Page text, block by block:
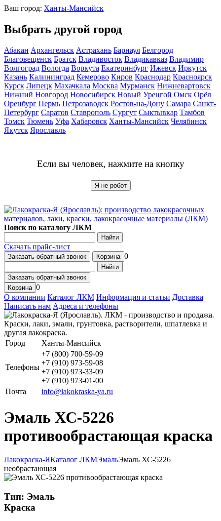
Ваш город: Ханты-Мансийск
Выбрать другой город
Абакан Архангельск Астрахань Барнаул Белгород
Благовещенск Братск Владивосток Владикавказ Владимир
Волгоград Вологда Воркута Екатеринбург Ижевск Иркутск
Казань Калининград Кемерово Киров Краснодар Красноярск
Курск Липецк Махачкала Москва Мурманск Нижневартовск
Нижний Новгород Новосибирск Новый Уренгой Омск Орёл
Оренбург Пермь Петрозаводск Ростов-на-Дону Самара Санкт-
Петербург Саратов Ставрополь Сургут Сыктывкар Тамбов
Томск Тюмень Уфа Хабаровск Ханты-Мансийск Челябинск
Якутск Ярославль
Если вы человек, нажмите на кнопку
Я не робот
Поиск по каталогу ЛКМ
Найти
Скачать прайс-лист
Заказать обратный звонок Корзина 0
Найти
Заказать обратный звонок
Корзина 0
О компании Каталог ЛКМ Информация и статьи Доставка
Написать нам Адреса и телефоны
Город Ханты-Мансийск
Телефоны
+7 (800) 700-59-09
+7 (910) 973-59-08
+7 (910) 973-33-09
+7 (910) 973-01-00
Почта
info@lakokraska-ya.ru
Эмаль ХС-5226
противообрастающая краска
Лакокраска-ЯКаталог ЛКМЭмальЭмаль ХС-5226
необрастающая
Тип: Эмаль
Краска